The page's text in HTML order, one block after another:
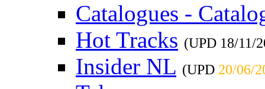
Catalogues -
Hot Tracks (UPD 18/11/
Insider NL (UPD 20/06/